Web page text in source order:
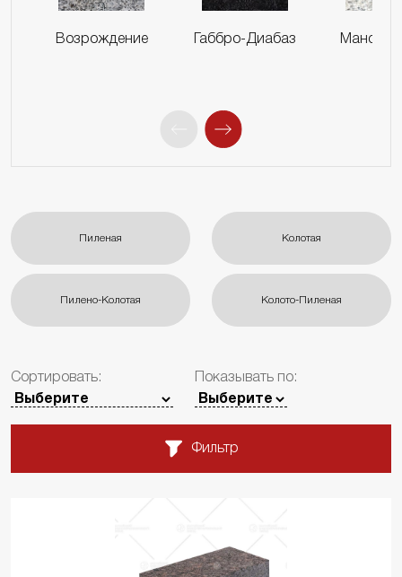
Возрождение Габбро-Диабаз
Пиленая Колотая
Пилено-Колотая Колото-Пиленая
Сортировать: Показывать по:
Фильтр